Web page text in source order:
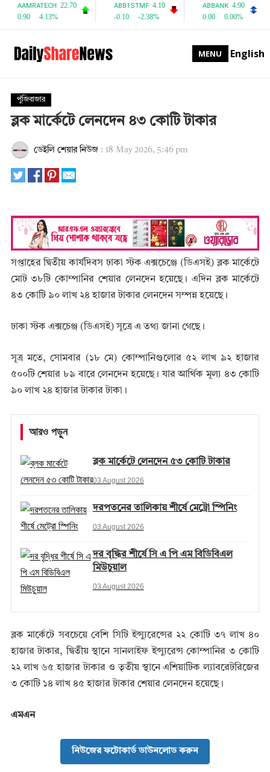
MENU English
পুঁজিবাজার
ব্লক মার্কেটে লেনদেন ৪৩ কোটি টাকার
ডেইলি শেয়ার নিউজ: 18 May 2026, 5:46 pm
সপ্তাহের দ্বিতীয় কার্যদিবস ঢাকা স্টক এক্সচেঞ্জে (ডিএসই) ব্লক মার্কেটে
মোট ৩৮টি কোম্পানির শেয়ার লেনদেন হয়েছে। এদিন ব্লক মার্কেটে
৪৩ কোটি ৯০ লাখ ২৪ হাজার টাকার লেনদেন সম্পন্ন হয়েছে।
ঢাকা স্টক এক্সচেঞ্জ (ডিএসই) সূত্রে এ তথ্য জানা গেছে।
সূত্র মতে, সোমবার (১৮ মে) কোম্পানিগুলোর ৫২ লাখ ৯২ হাজার
৫০০টি শেয়ার ৮৯ বারে লেনদেন হয়েছে। যার আর্থিক মূল্য ৪৩ কোটি
৯০ লাখ ২৪ হাজার টাকার টাকা।
আরও পড়ুন
ব্লক মার্কেটে লেনদেন ৫৩ কোটি টাকার
03 August 2026
দরপতনের তালিকায় শীর্ষে মেট্রো স্পিনিং
03 August 2026
দর বৃদ্ধির শীর্ষে সি এ পি এম বিডিবিএল
মিউচুয়াল
03 August 2026
ব্লক মার্কেটে সবচেয়ে বেশি সিটি ইন্স্যুরেন্সের ২২ কোটি ৩৭ লাখ ৪০
হাজার টাকার, দ্বিতীয় স্থানে সানলাইফ ইন্স্যুরেন্স কোম্পানির ৩ কোটি
২২ লাখ ৬৫ হাজার টাকার ও তৃতীয় স্থানে এশিয়াটিক ল্যাবরেটরিজের
৩ কোটি ১৪ লাখ ৪৫ হাজার টাকার শেয়ার লেনদেন হয়েছে।
এমএন
নিউজের ফটোকার্ড ডাউনলোড করুন